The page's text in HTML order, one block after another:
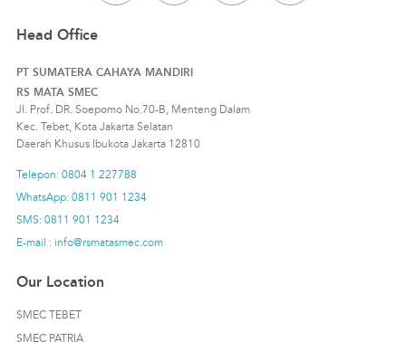
Head Office
PT SUMATERA CAHAYA MANDIRI
RS MATA SMEC
Jl. Prof. DR. Soepomo No.70-B, Menteng Dalam
Kec. Tebet, Kota Jakarta Selatan
Daerah Khusus Ibukota Jakarta 12810
Telepon: 0804 1 227788
WhatsApp: 0811 901 1234
SMS: 0811 901 1234
E-mail : info@rsmatasmec.com
Our Location
SMEC TEBET
SMEC PATRIA